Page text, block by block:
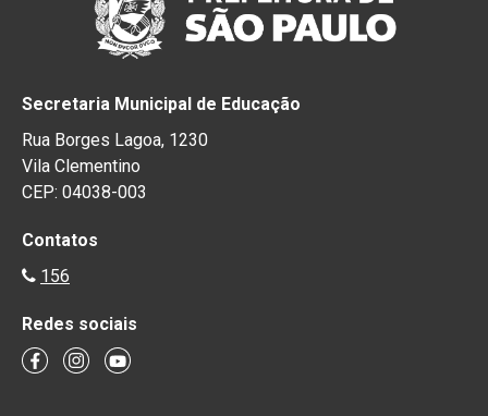
Secretaria Municipal de Educação
Rua Borges Lagoa, 1230
Vila Clementino
CEP: 04038-003
Contatos
156
Redes sociais